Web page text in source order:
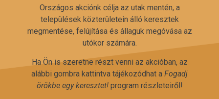
Országos akciónk célja az utak mentén, a
települések közterületein álló keresztek
megmentése, felújítása és állaguk megóvása az
utókor számára.
Ha Ön is szeretne részt venni az akcióban, az
alábbi gombra kattintva tájékozódhat a Fogadj
örökbe egy keresztet!program részleteiről!